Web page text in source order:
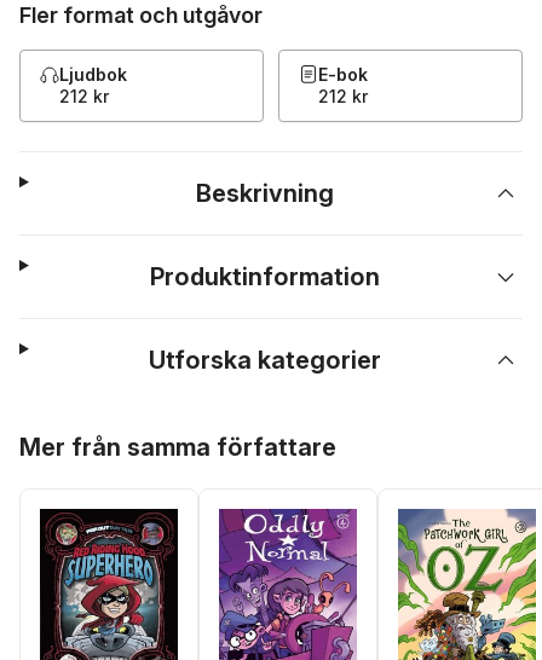
Fler format och utgåvor
Ljudbok
212 kr
E-bok
212 kr
Beskrivning
Produktinformation
Utforska kategorier
Mer från samma författare